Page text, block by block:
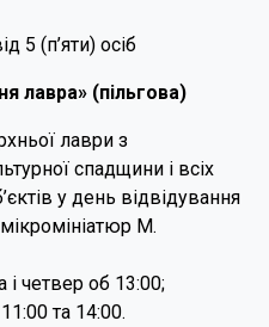
5 (п’яти) осіб
лавра» (пільгова)
лаври з
спадщини і всіх
у день відвідування
М.
і четвер об 13:00;
та 14:00.